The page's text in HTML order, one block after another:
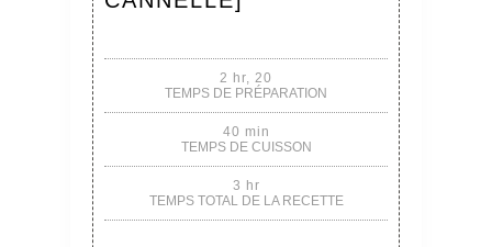
2 hr, 20
TEMPS DE PRÉPARATION
40 min
TEMPS DE CUISSON
3 hr
TEMPS TOTAL DE LA RECETTE